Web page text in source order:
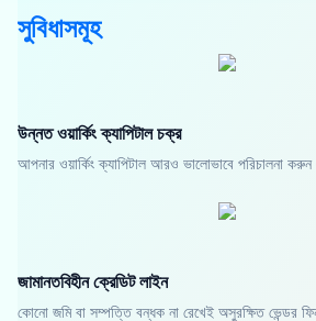
সুবিধাসমূহ
উন্নত ওয়ার্কিং ক্যাপিটাল চক্র
আপনার ওয়ার্কিং ক্যাপিটাল আরও ভালোভাবে পরিচালনা
জামানতবিহীন ক্রেডিট লাইন
কোনো জমি বা সম্পত্তি বন্ধক না রেখেই অসুরক্ষিত ভেন্ডর